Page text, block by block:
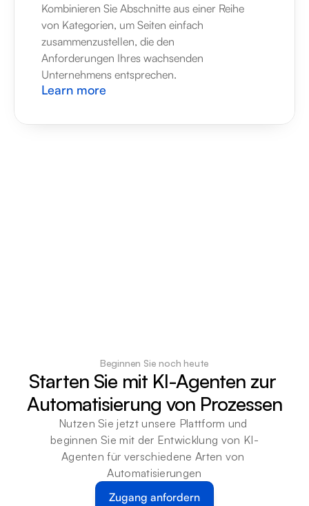
Kombinieren Sie Abschnitte aus einer Reihe
von Kategorien, um Seiten einfach
zusammenzustellen, die den
Anforderungen Ihres wachsenden
Unternehmens entsprechen.
Learn more
Beginnen Sie noch heute
Starten Sie mit KI-Agenten zur
Automatisierung von Prozessen
Nutzen Sie jetzt unsere Plattform und
beginnen Sie mit der Entwicklung von KI-
Agenten für verschiedene Arten von
Automatisierungen
Zugang anfordern